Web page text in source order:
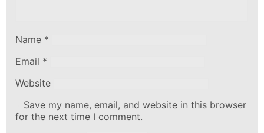
Name *
Email *
Website
Save my name, email, and website in this browser
for the next time I comment.